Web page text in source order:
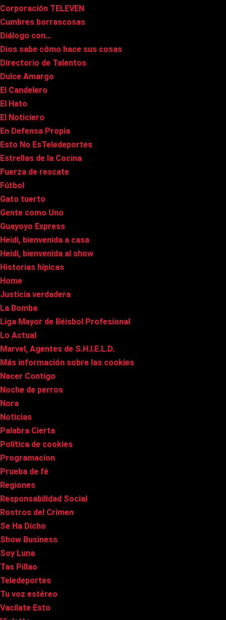
Corporación TELEVEN
Cumbres borrascosas
Diálogo con…
Dios sabe cómo hace sus cosas
Directorio de Talentos
Dulce Amargo
El Candelero
El Hato
El Noticiero
En Defensa Propia
Esto No EsTeledeportes
Estrellas de la Cocina
Fuerza de rescate
Fútbol
Gato tuerto
Gente como Uno
Guayoyo Express
Heidi, bienvenida a casa
Heidi, bienvenida al show
Historias hípicas
Home
Justicia verdadera
La Bomba
Liga Mayor de Béisbol Profesional
Lo Actual
Marvel, Agentes de S.H.I.E.L.D.
Más información sobre las cookies
Nacer Contigo
Noche de perros
Nora
Noticias
Palabra Cierta
Política de cookies
Programacion
Prueba de fé
Regiones
Responsabilidad Social
Rostros del Crimen
Se Ha Dicho
Show Business
Soy Luna
Tas Pillao
Teledeportes
Tu voz estéreo
Vacílate Esto